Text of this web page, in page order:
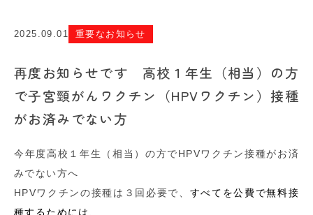
2025.09.01 重要なお知らせ
再度お知らせです 高校１年生（相当）の方
で子宮頸がんワクチン（HPVワクチン）接種
がお済みでない方
今年度高校１年生（相当）の方でHPVワクチン接種がお済
みでない方へ
HPVワクチンの接種は３回必要で、 すべてを公費で無料接
種するためには、